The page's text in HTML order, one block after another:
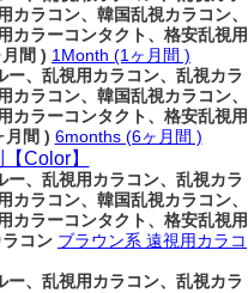
カラコン、韓国乱視カラコン、
カラーコンタクト、格安乱視用
間 ) 1Month (1ヶ月間 )
ー、乱視用カラコン、乱視カラ
カラコン、韓国乱視カラコン、
カラーコンタクト、格安乱視用
月間 ) 6months (6ヶ月間 )
Color】
ー、乱視用カラコン、乱視カラ
カラコン、韓国乱視カラコン、
カラーコンタクト、格安乱視用
コン ブラウン系 遠視用カラコ
ー、乱視用カラコン、乱視カラ